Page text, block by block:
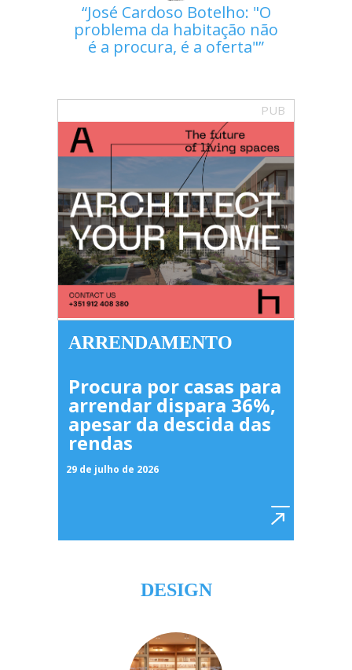
José Cardoso Botelho: "O
problema da habitação não
é a procura, é a oferta"
PUB
ARRENDAMENTO
Procura por casas para
arrendar dispara 36%,
apesar da descida das
rendas
29 de julho de 2026
DESIGN